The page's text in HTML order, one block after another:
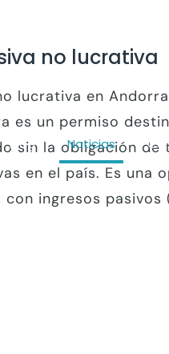
Blog Noticias
no lucrativa
lucrativa en
es un permiso
sin la obligación de
en el país. Es una
con ingresos